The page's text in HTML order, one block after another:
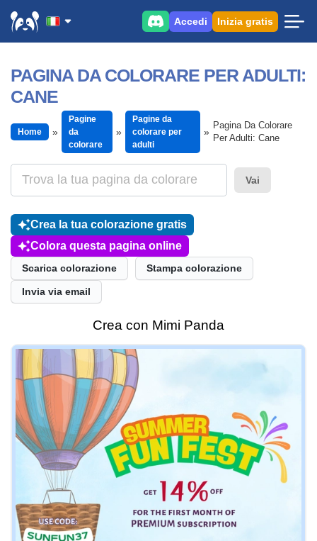
Accedi Inizia gratis
PAGINA DA COLORARE PER ADULTI:
CANE
Home
Pagine
da
colorare
Pagine da
colorare per
adulti
Pagina Da Colorare
Per Adulti: Cane
Vai
Crea la tua colorazione gratis
Colora questa pagina online
Scarica colorazione Stampa colorazione
Invia via email
Crea con Mimi Panda